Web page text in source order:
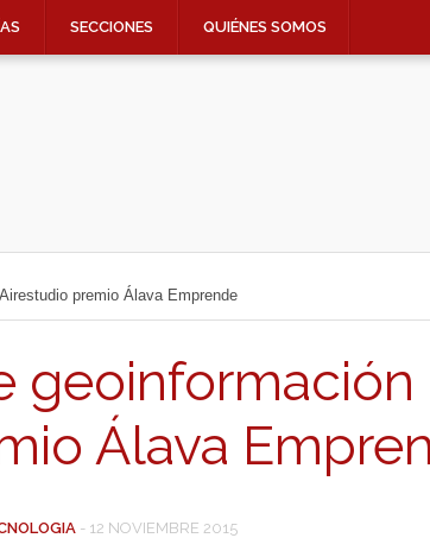
SECCIONES QUIÉNES SOMOS
premio Álava Emprende
geoinformación
Álava
- 12 NOVIEMBRE 2015